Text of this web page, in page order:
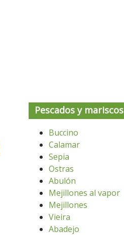
Pescados y mariscos
Buccino
Calamar
Sepia
Ostras
Abulón
Mejillones al vapor
Mejillones
Vieira
Abadejo